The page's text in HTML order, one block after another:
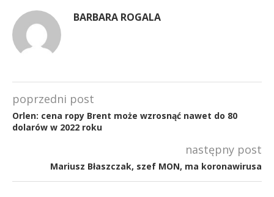
BARBARA ROGALA
poprzedni post
Orlen: cena ropy Brent może wzrosnąć nawet do 80
dolarów w 2022 roku
następny post
Mariusz Błaszczak, szef MON, ma koronawirusa